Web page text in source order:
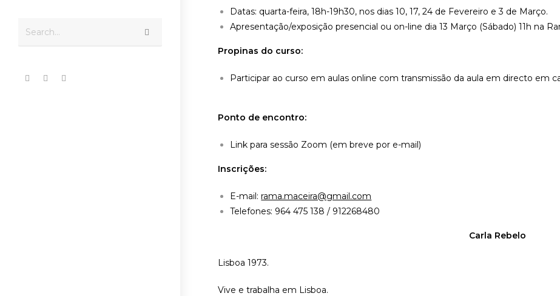
Search...
Datas: quarta-feira, 18h-19h30, nos dias 10, 17, 24 de Fevereiro e 3 de Março.
Apresentação/exposição presencial ou on-line dia 13 Março (Sábado) 11h na
Propinas do curso:
Participar ao curso em aulas online com transmissão da aula em directo em
Ponto de encontro:
Link para sessão Zoom (em breve por e-mail)
Inscrições:
E-mail:rama.maceira@gmail.com
Telefones: 964 475 138 / 912268480
Carla Rebelo
Lisboa 1973.
Vive e trabalha em Lisboa.